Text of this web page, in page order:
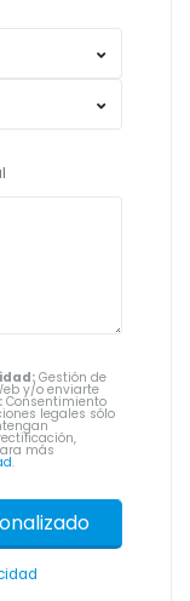
Gestión de
y/o enviarte
Consentimiento
legales sólo
más
.